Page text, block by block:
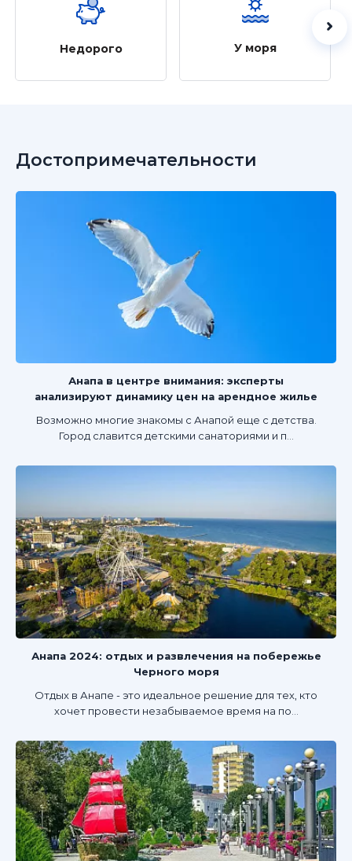
Недорого У моря
Достопримечательности
Анапа в центре внимания: эксперты
анализируют динамику цен на арендное жилье
Возможно многие знакомы с Анапой еще с детства.
Город славится детскими санаториями и п...
Анапа 2024: отдых и развлечения на побережье
Черного моря
Отдых в Анапе - это идеальное решение для тех, кто
хочет провести незабываемое время на по...